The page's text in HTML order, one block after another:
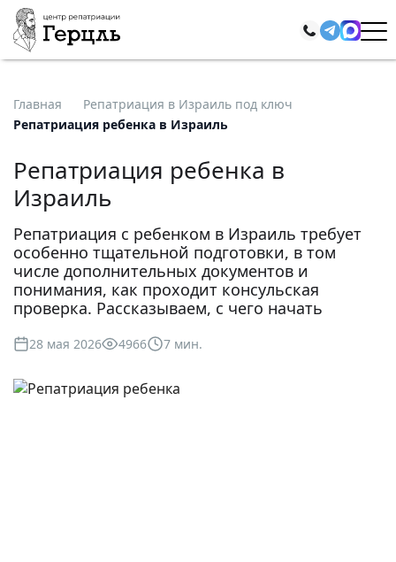
Главная
Репатриация в Израиль под ключ
Репатриация ребенка в Израиль
Репатриация ребенка в
Израиль
Репатриация с ребенком в Израиль требует
особенно тщательной подготовки, в том
числе дополнительных документов и
понимания, как проходит консульская
проверка. Рассказываем, с чего начать
28 мая 2026 4966 7 мин.